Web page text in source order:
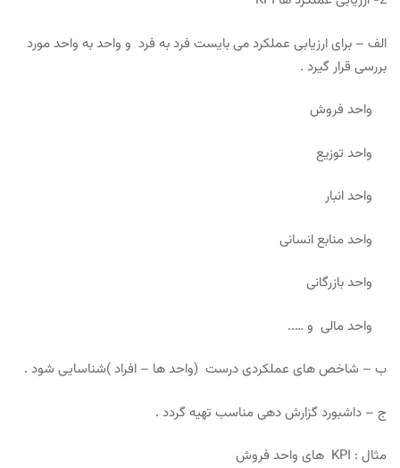
الف – برای ارزیابی عملکرد می بایست فرد به فرد و واحد به واحد مورد
بررسی قرار گیرد .
واحد فروش
واحد توزیع
واحد انبار
واحد منابع انسانی
واحد بازرگانی
واحد مالی و …..
ب – شاخص های عملکردی درست (واحد ها – افراد )شناسایی شود .
ج – داشبورد گزارش دهی مناسب تهیه گردد .
مثال : KPI های واحد فروش